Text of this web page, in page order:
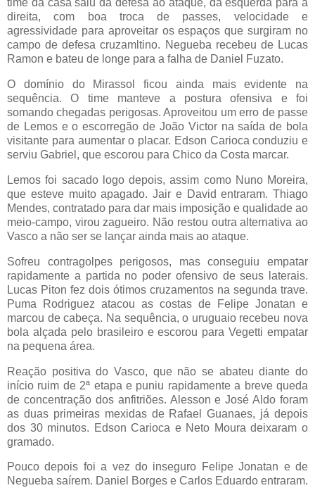
time da casa saiu da defesa ao ataque, da esquerda para a
direita, com boa troca de passes, velocidade e
agressividade para aproveitar os espaços que surgiram no
campo de defesa cruzamltino. Negueba recebeu de Lucas
Ramon e bateu de longe para a falha de Daniel Fuzato.
O domínio do Mirassol ficou ainda mais evidente na
sequência. O time manteve a postura ofensiva e foi
somando chegadas perigosas. Aproveitou um erro de passe
de Lemos e o escorregão de João Victor na saída de bola
visitante para aumentar o placar. Edson Carioca conduziu e
serviu Gabriel, que escorou para Chico da Costa marcar.
Lemos foi sacado logo depois, assim como Nuno Moreira,
que esteve muito apagado. Jair e David entraram. Thiago
Mendes, contratado para dar mais imposição e qualidade ao
meio-campo, virou zagueiro. Não restou outra alternativa ao
Vasco a não ser se lançar ainda mais ao ataque.
Sofreu contragolpes perigosos, mas conseguiu empatar
rapidamente a partida no poder ofensivo de seus laterais.
Lucas Piton fez dois ótimos cruzamentos na segunda trave.
Puma Rodriguez atacou as costas de Felipe Jonatan e
marcou de cabeça. Na sequência, o uruguaio recebeu nova
bola alçada pelo brasileiro e escorou para Vegetti empatar
na pequena área.
Reação positiva do Vasco, que não se abateu diante do
início ruim de 2ª etapa e puniu rapidamente a breve queda
de concentração dos anfitriões. Alesson e José Aldo foram
as duas primeiras mexidas de Rafael Guanaes, já depois
dos 30 minutos. Edson Carioca e Neto Moura deixaram o
gramado.
Pouco depois foi a vez do inseguro Felipe Jonatan e de
Negueba saírem. Daniel Borges e Carlos Eduardo entraram.